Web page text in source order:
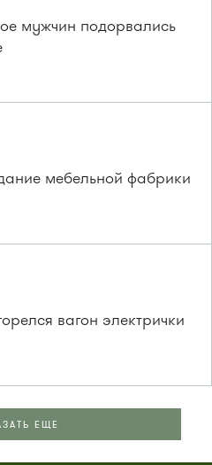
мужчин подорвались
мебельной фабрики
вагон электрички
ЕЩЕ